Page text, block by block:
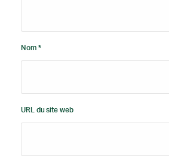
Nom *
URL du site web